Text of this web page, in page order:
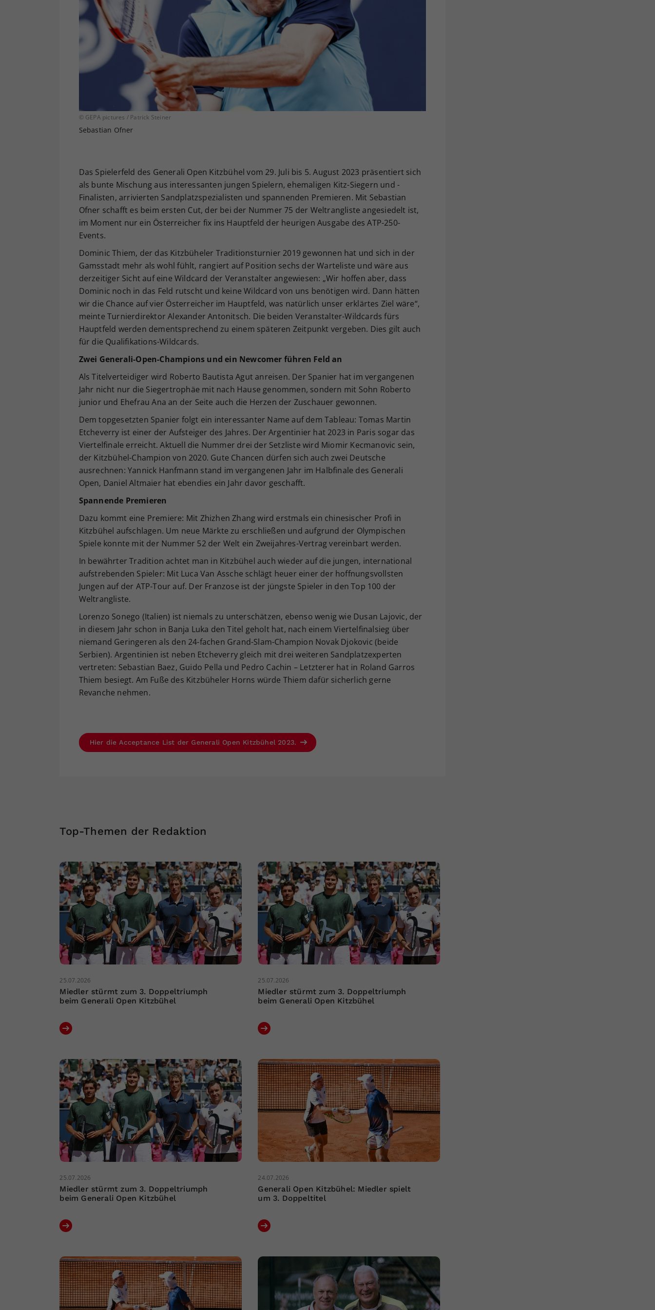
© GEPA pictures / Patrick Steiner
Sebastian Ofner
Das Spielerfeld des Generali Open Kitzbühel vom 29. Juli bis 5. August 2023 präsentiert sich
als bunte Mischung aus interessanten jungen Spielern, ehemaligen Kitz-Siegern und -
Finalisten, arrivierten Sandplatzspezialisten und spannenden Premieren. Mit Sebastian
Ofner schafft es beim ersten Cut, der bei der Nummer 75 der Weltrangliste angesiedelt ist,
im Moment nur ein Österreicher fix ins Hauptfeld der heurigen Ausgabe des ATP-250-
Events.
Dominic Thiem, der das Kitzbüheler Traditionsturnier 2019 gewonnen hat und sich in der
Gamsstadt mehr als wohl fühlt, rangiert auf Position sechs der Warteliste und wäre aus
derzeitiger Sicht auf eine Wildcard der Veranstalter angewiesen: „Wir hoffen aber, dass
Dominic noch in das Feld rutscht und keine Wildcard von uns benötigen wird. Dann hätten
wir die Chance auf vier Österreicher im Hauptfeld, was natürlich unser erklärtes Ziel wäre“,
meinte Turnierdirektor Alexander Antonitsch. Die beiden Veranstalter-Wildcards fürs
Hauptfeld werden dementsprechend zu einem späteren Zeitpunkt vergeben. Dies gilt auch
für die Qualifikations-Wildcards.
Zwei Generali-Open-Champions und ein Newcomer führen Feld an
Als Titelverteidiger wird Roberto Bautista Agut anreisen. Der Spanier hat im vergangenen
Jahr nicht nur die Siegertrophäe mit nach Hause genommen, sondern mit Sohn Roberto
junior und Ehefrau Ana an der Seite auch die Herzen der Zuschauer gewonnen.
Dem topgesetzten Spanier folgt ein interessanter Name auf dem Tableau: Tomas Martin
Etcheverry ist einer der Aufsteiger des Jahres. Der Argentinier hat 2023 in Paris sogar das
Viertelfinale erreicht. Aktuell die Nummer drei der Setzliste wird Miomir Kecmanovic sein,
der Kitzbühel-Champion von 2020. Gute Chancen dürfen sich auch zwei Deutsche
ausrechnen: Yannick Hanfmann stand im vergangenen Jahr im Halbfinale des Generali
Open, Daniel Altmaier hat ebendies ein Jahr davor geschafft.
Spannende Premieren
Dazu kommt eine Premiere: Mit Zhizhen Zhang wird erstmals ein chinesischer Profi in
Kitzbühel aufschlagen. Um neue Märkte zu erschließen und aufgrund der Olympischen
Spiele konnte mit der Nummer 52 der Welt ein Zweijahres-Vertrag vereinbart werden.
In bewährter Tradition achtet man in Kitzbühel auch wieder auf die jungen, international
aufstrebenden Spieler: Mit Luca Van Assche schlägt heuer einer der hoffnungsvollsten
Jungen auf der ATP-Tour auf. Der Franzose ist der jüngste Spieler in den Top 100 der
Weltrangliste.
Lorenzo Sonego (Italien) ist niemals zu unterschätzen, ebenso wenig wie Dusan Lajovic, der
in diesem Jahr schon in Banja Luka den Titel geholt hat, nach einem Viertelfinalsieg über
niemand Geringeren als den 24-fachen Grand-Slam-Champion Novak Djokovic (beide
Serbien). Argentinien ist neben Etcheverry gleich mit drei weiteren Sandplatzexperten
vertreten: Sebastian Baez, Guido Pella und Pedro Cachin – Letzterer hat in Roland Garros
Thiem besiegt. Am Fuße des Kitzbüheler Horns würde Thiem dafür sicherlich gerne
Revanche nehmen.
Hier die Acceptance List der Generali Open Kitzbühel 2023.
Top-Themen der Redaktion
25.07.2026
Miedler stürmt zum 3. Doppeltriumph
beim Generali Open Kitzbühel
25.07.2026
Miedler stürmt zum 3. Doppeltriumph
beim Generali Open Kitzbühel
25.07.2026
Miedler stürmt zum 3. Doppeltriumph
beim Generali Open Kitzbühel
24.07.2026
Generali Open Kitzbühel: Miedler spielt
um 3. Doppeltitel
Ihrer vorgenommen Einstellungen, falls der
Webseiten-Betreiber dies eingestellt hat.